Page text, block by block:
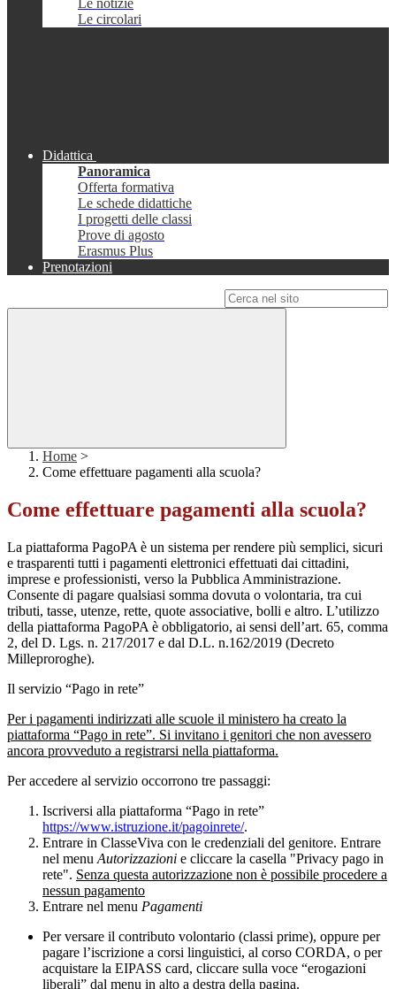
Le notizie
Le circolari
Didattica
Panoramica
Offerta formativa
Le schede didattiche
I progetti delle classi
Prove di agosto
Erasmus Plus
Prenotazioni
Home >
Come effettuare pagamenti alla scuola?
Come effettuare pagamenti alla scuola?
La piattaforma PagoPA è un sistema per rendere più semplici, sicuri
e trasparenti tutti i pagamenti elettronici effettuati dai cittadini,
imprese e professionisti, verso la Pubblica Amministrazione.
Consente di pagare qualsiasi somma dovuta o volontaria, tra cui
tributi, tasse, utenze, rette, quote associative, bolli e altro. L’utilizzo
della piattaforma PagoPA è obbligatorio, ai sensi dell’art. 65, comma
2, del D. Lgs. n. 217/2017 e dal D.L. n.162/2019 (Decreto
Milleproroghe).
Il servizio “Pago in rete”
Per i pagamenti indirizzati alle scuole il ministero ha creato la
piattaforma “Pago in rete”. Si invitano i genitori che non avessero
ancora provveduto a registrarsi nella piattaforma.
Per accedere al servizio occorrono tre passaggi:
Iscriversi alla piattaforma “Pago in rete”
https://www.istruzione.it/pagoinrete/.
Entrare in ClasseViva con le credenziali del genitore. Entrare
nel menu Autorizzazioni e cliccare la casella "Privacy pago in
rete". Senza questa autorizzazione non è possibile procedere a
nessun pagamento
Entrare nel menu Pagamenti
Per versare il contributo volontario (classi prime), oppure per
pagare l’iscrizione a corsi linguistici, al corso CORDA, o per
acquistare la EIPASS card, cliccare sulla voce “erogazioni
liberali” dal menu in alto a destra della pagina.